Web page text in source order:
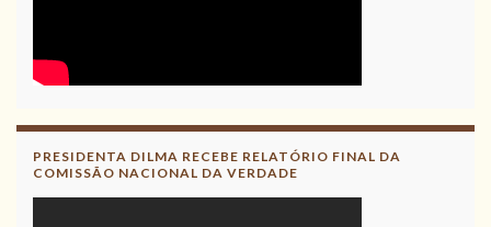
PRESIDENTA DILMA RECEBE RELATÓRIO FINAL DA
COMISSÃO NACIONAL DA VERDADE